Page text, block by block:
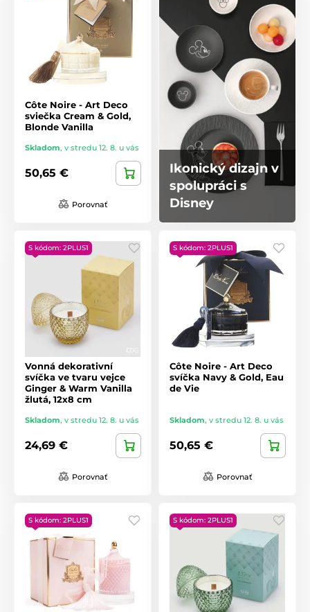
Côte Noire - Art Deco
sviečka Cream & Gold,
Blonde Vanilla
Skladom, v stredu 12. 8. u vás
50,65 €
Porovnať
Ikonický dizajn v
spolupráci s
Disney
S kódom: 2PLUS1
Vonná dekorativní
svíčka ve tvaru vejce
Ginger & Warm Vanilla
žlutá, 12x8 cm
Skladom, v stredu 12. 8. u vás
24,69 €
Porovnať
S kódom: 2PLUS1
Côte Noire - Art Deco
svíčka Navy & Gold, Eau
de Vie
Skladom, v stredu 12. 8. u vás
50,65 €
Porovnať
S kódom: 2PLUS1 S kódom: 2PLUS1